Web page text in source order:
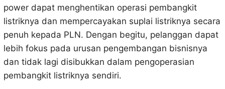
power dapat menghentikan operasi pembangkit
listriknya dan mempercayakan suplai listriknya secara
penuh kepada PLN. Dengan begitu, pelanggan dapat
lebih fokus pada urusan pengembangan bisnisnya
dan tidak lagi disibukkan dalam pengoperasian
pembangkit listriknya sendiri.